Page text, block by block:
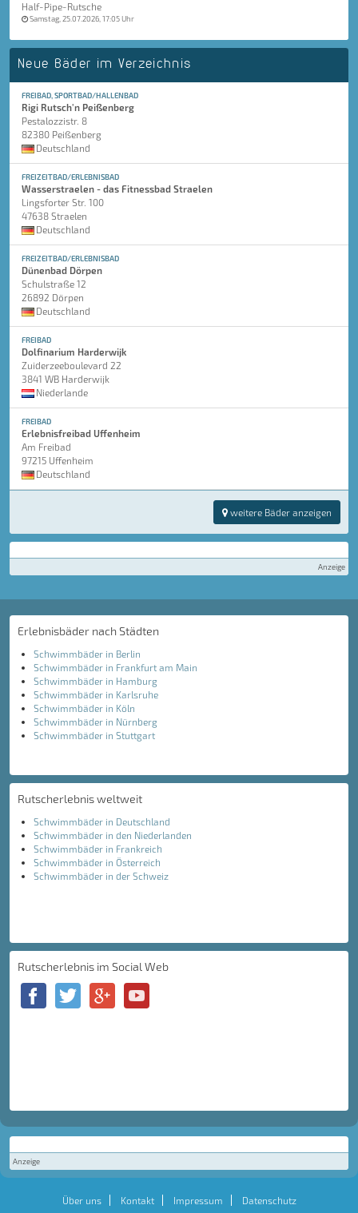
Half-Pipe-Rutsche
Samstag, 25.07.2026, 17:05 Uhr
Neue Bäder im Verzeichnis
FREIBAD, SPORTBAD/HALLENBAD
Rigi Rutsch'n Peißenberg
Pestalozzistr. 8
82380 Peißenberg
Deutschland
FREIZEITBAD/ERLEBNISBAD
Wasserstraelen - das Fitnessbad Straelen
Lingsforter Str. 100
47638 Straelen
Deutschland
FREIZEITBAD/ERLEBNISBAD
Dünenbad Dörpen
Schulstraße 12
26892 Dörpen
Deutschland
FREIBAD
Dolfinarium Harderwijk
Zuiderzeeboulevard 22
3841 WB Harderwijk
Niederlande
FREIBAD
Erlebnisfreibad Uffenheim
Am Freibad
97215 Uffenheim
Deutschland
weitere Bäder anzeigen
Anzeige
Erlebnisbäder nach Städten
Schwimmbäder in Berlin
Schwimmbäder in Frankfurt am Main
Schwimmbäder in Hamburg
Schwimmbäder in Karlsruhe
Schwimmbäder in Köln
Schwimmbäder in Nürnberg
Schwimmbäder in Stuttgart
Rutscherlebnis weltweit
Schwimmbäder in Deutschland
Schwimmbäder in den Niederlanden
Schwimmbäder in Frankreich
Schwimmbäder in Österreich
Schwimmbäder in der Schweiz
Rutscherlebnis im Social Web
Anzeige
Über uns Kontakt Impressum Datenschutz